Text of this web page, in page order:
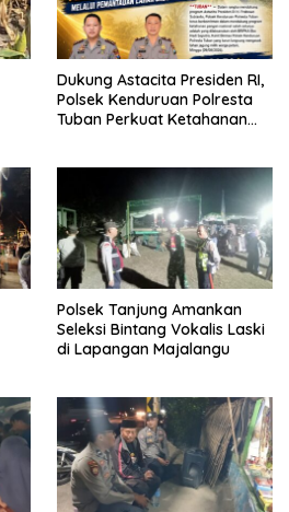
Dukung Astacita Presiden RI,
Polsek Kenduruan Polresta
Tuban Perkuat Ketahanan
Polsek Tanjung Amankan
Seleksi Bintang Vokalis Laski
di Lapangan Majalangu